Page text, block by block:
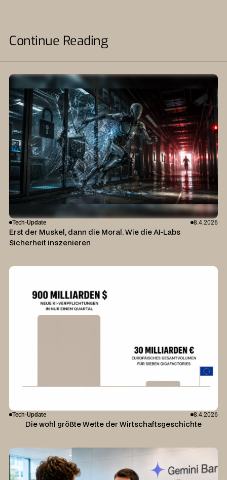
Continue Reading
Tech-Update 8.4.2026
Erst der Muskel, dann die Moral. Wie die AI-Labs
Sicherheit inszenieren
Tech-Update 8.4.2026
Die wohl größte Wette der Wirtschaftsgeschichte